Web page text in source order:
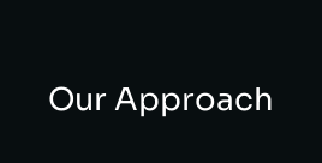
Our Approach